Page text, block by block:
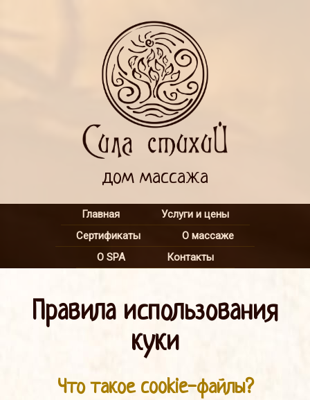
дом массажа
Главная
Услуги и цены
Сертификаты
О массаже
О SPA
Контакты
Правила использования
куки
Что такое cookie-файлы?